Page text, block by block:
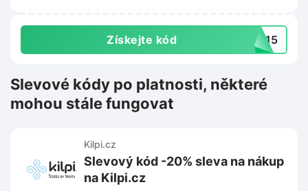
Získejte kód SY15
Slevové kódy po platnosti, některé
mohou stále fungovat
Kilpi.cz
Slevový kód -20% sleva na nákup
na Kilpi.cz